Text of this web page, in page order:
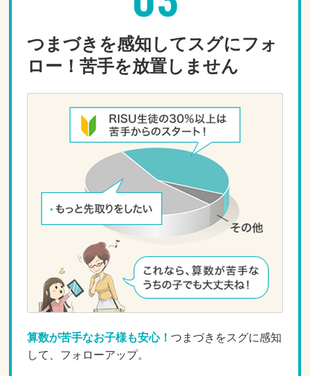
つまづきを感知してスグにフォ
ロー！苦手を放置しません
算数が苦手なお子様も安心！つまづきをスグに感知
して、フォローアップ。